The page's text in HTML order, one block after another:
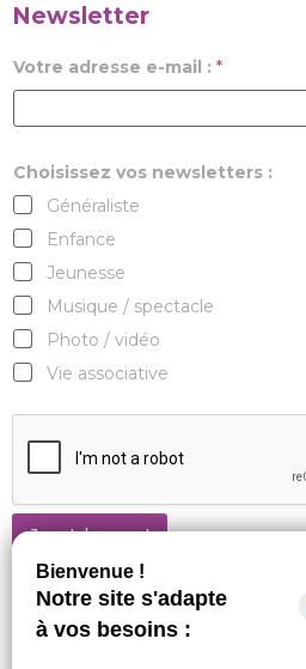
Newsletter
Votre adresse e-mail : *
Choisissez vos newsletters :
Généraliste
Enfance
Jeunesse
Musique / spectacle
Photo / vidéo
Vie associative
Je m'abonne !